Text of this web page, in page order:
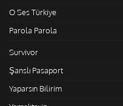
O Ses Türkiye
Parola Parola
Survivor
Şanslı Pasaport
Yaparsın Bilirim